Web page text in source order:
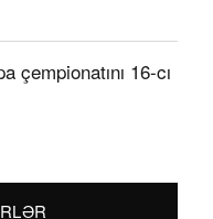
çempionatını 16-cı